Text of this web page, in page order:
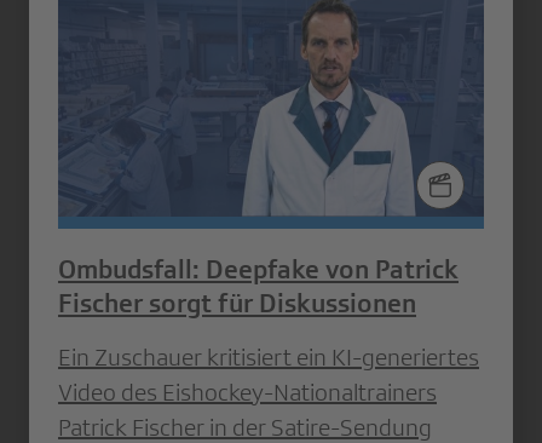
Ombudsfall: Deepfake von Patrick
Fischer sorgt für Diskussionen
Ein Zuschauer kritisiert ein KI-generiertes
Video des Eishockey-Nationaltrainers
Patrick Fischer in der Satire-Sendung